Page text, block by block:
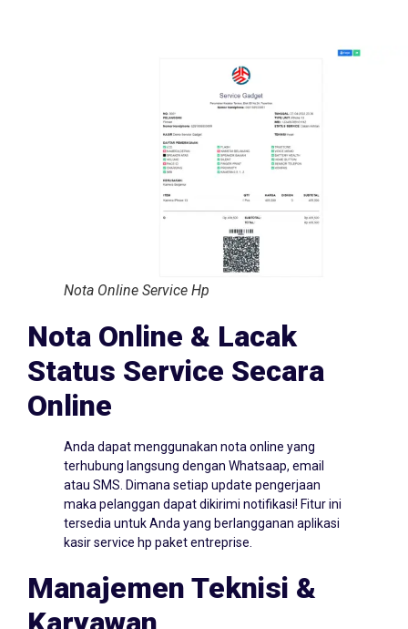
Nota Online & Lacak
Status Service Secara
Online
terhubung langsung dengan Whatsaap, email
atau SMS. Dimana setiap update pengerjaan
maka pelanggan dapat dikirimi notifikasi! Fitur ini
tersedia untuk Anda yang berlangganan aplikasi
kasir service hp paket entreprise.
Manajemen Teknisi &
Karyawan